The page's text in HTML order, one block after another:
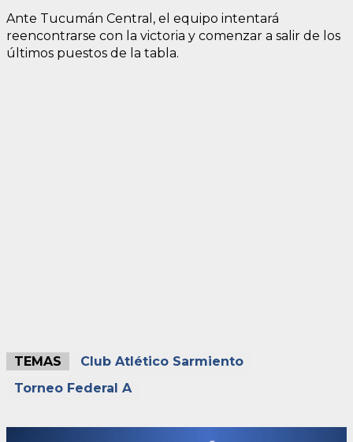
Ante Tucumán Central, el equipo intentará
reencontrarse con la victoria y comenzar a salir de los
últimos puestos de la tabla.
TEMAS
Club Atlético Sarmiento
Torneo Federal A